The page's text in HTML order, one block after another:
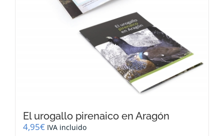
El urogallo pirenaico en Aragón
4,95€ IVA incluido